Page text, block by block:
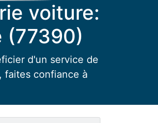
voiture:
(77390)
d'un service de
faites confiance à